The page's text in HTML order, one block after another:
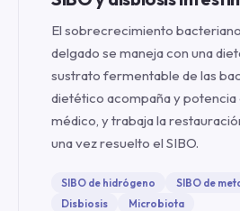
El sobrecrecimiento
delgado se maneja con una
sustrato fermentable de las
dietético acompaña y
médico, y trabaja la
una vez resuelto el SIBO.
SIBO de hidrógeno
SIBO de
Disbiosis
Microbiota